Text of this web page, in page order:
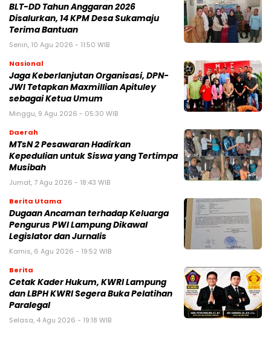
BLT-DD Tahun Anggaran 2026
Disalurkan, 14 KPM Desa Sukamaju
Terima Bantuan
Senin, 10 Agu 2026 - 11:50 WIB
Nasional
Jaga Keberlanjutan Organisasi, DPN-
JWI Tetapkan Maxmillian Apituley
sebagai Ketua Umum
Minggu, 9 Agu 2026 - 05:30 WIB
Daerah
MTsN 2 Pesawaran Hadirkan
Kepedulian untuk Siswa yang Tertimpa
Musibah
Jumat, 7 Agu 2026 - 18:43 WIB
Berita Utama
Dugaan Ancaman terhadap Keluarga
Pengurus PWI Lampung Dikawal
Legislator dan Jurnalis
Kamis, 6 Agu 2026 - 19:52 WIB
Berita
Cetak Kader Hukum, KWRI Lampung
dan LBPH KWRI Segera Buka Pelatihan
Paralegal
Selasa, 4 Agu 2026 - 19:18 WIB